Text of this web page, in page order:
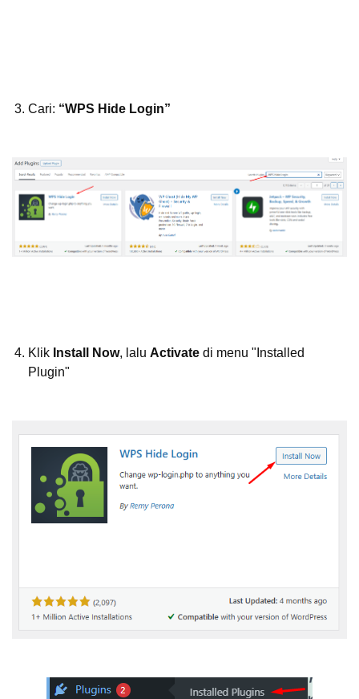
Cari: “WPS Hide Login”
Klik Install Now, lalu Activate di menu "Installed
Plugin"